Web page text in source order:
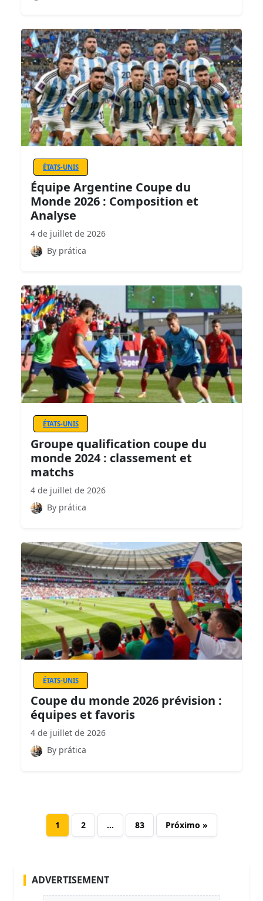
ÉTATS-UNIS
Équipe Argentine Coupe du
Monde 2026 : Composition et
Analyse
4 de juillet de 2026
By prática
ÉTATS-UNIS
Groupe qualification coupe du
monde 2024 : classement et
matchs
4 de juillet de 2026
By prática
ÉTATS-UNIS
Coupe du monde 2026 prévision :
équipes et favoris
4 de juillet de 2026
By prática
1 2 … 83 Próximo »
ADVERTISEMENT